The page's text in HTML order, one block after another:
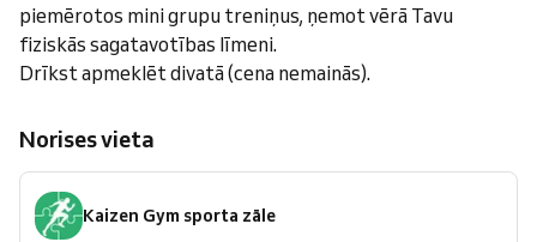
piemērotos mini grupu treniņus, ņemot vērā Tavu
fiziskās sagatavotības līmeni.
Drīkst apmeklēt divatā (cena nemainās).
Norises vieta
Kaizen Gym sporta zāle